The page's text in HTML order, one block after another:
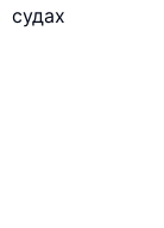
судах